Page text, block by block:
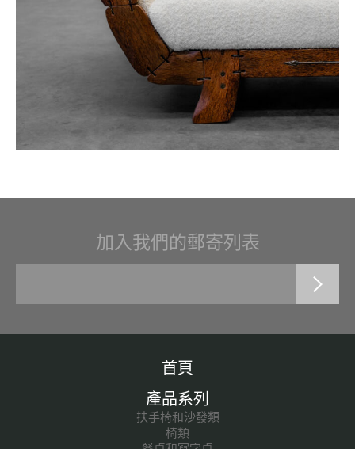
加入我們的郵寄列表
首頁
產品系列
扶手椅和沙發類
椅類